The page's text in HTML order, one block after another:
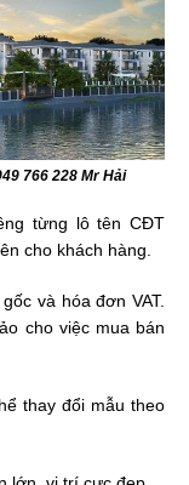
766 228 Mr Hải
từng lô tên CĐT
cho khách hàng.
và hóa đơn VAT.
cho việc mua bán
thay đổi mẫu theo